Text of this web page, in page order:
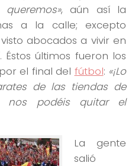
, aún así la
a la calle; excepto
abocados a vivir en
últimos fueron los
el final del fútbol: «¡Lo
de las tiendas de
nos podéis quitar el
La gente
salió